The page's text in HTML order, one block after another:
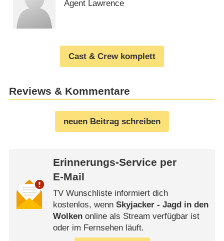
Agent Lawrence
Cast & Crew komplett
Reviews & Kommentare
neuen Beitrag schreiben
Erinnerungs-Service per
E-Mail
TV Wunschliste informiert dich
kostenlos, wenn Skyjacker - Jagd in den
Wolkenonline als Stream verfügbar ist
oder im Fernsehen läuft.